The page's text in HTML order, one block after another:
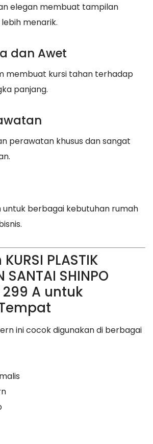
elegan membuat tampilan
menarik.
dan Awet
membuat kursi tahan terhadap
panjang.
perawatan khusus dan sangat
untuk berbagai kebutuhan rumah
PLASTIK
SANTAI SHINPO
299 A untuk
ini cocok digunakan di berbagai